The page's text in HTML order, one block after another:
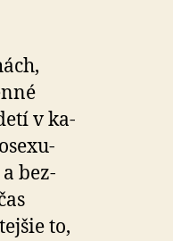
v ka­
a bez­
to,